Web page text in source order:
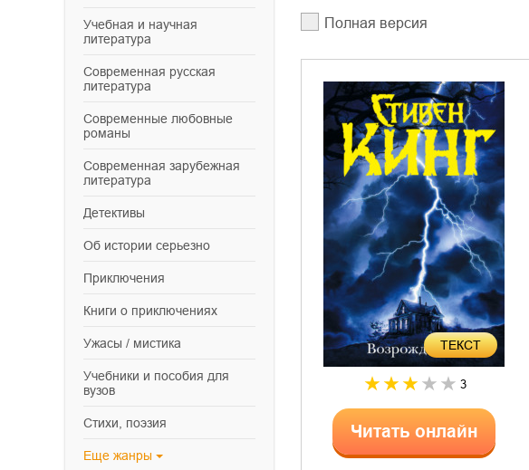
учебная и научная
литература
современная русская
литература
современные любовные
романы
современная зарубежная
литература
детективы
об истории серьезно
приключения
книги о приключениях
ужасы / мистика
учебники и пособия для
вузов
cтихи, поэзия
Еще жанры
Полная версия
ТЕКСТ
3
Читать онлайн